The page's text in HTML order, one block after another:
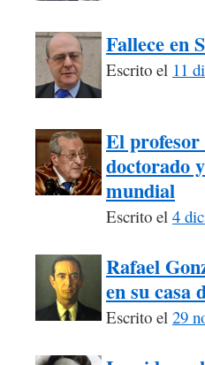
Fallece en
Escrito el 11
El profesor
doctorado
mundial
Escrito el 4
Rafael
en su casa
Escrito el 29